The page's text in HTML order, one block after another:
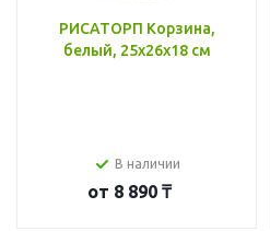
РИСАТОРП Корзина,
белый, 25x26x18 см
В наличии
от 8 890 ₸